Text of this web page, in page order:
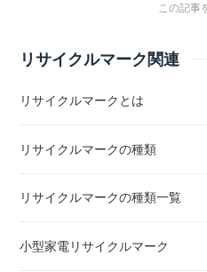
この記事
リサイクルマーク関連
リサイクルマークとは
リサイクルマークの種類
リサイクルマークの種類一覧
小型家電リサイクルマーク